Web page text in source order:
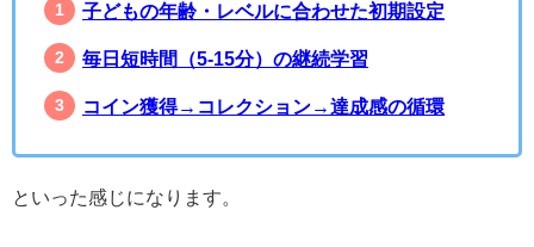
子どもの年齢・レベルに合わせた初期設定
毎日短時間（5-15分）の継続学習
コイン獲得→コレクション→達成感の循環
といった感じになります。